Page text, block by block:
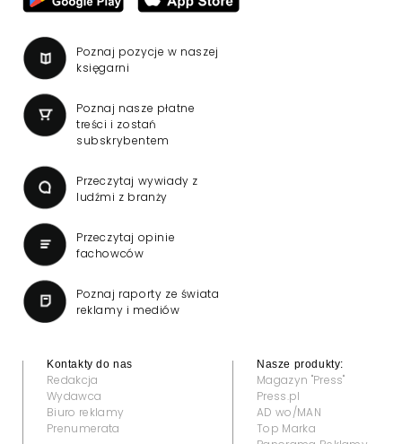
Poznaj pozycje w naszej
księgarni
Poznaj nasze płatne
treści i zostań
subskrybentem
Przeczytaj wywiady z
ludźmi z branży
Przeczytaj opinie
fachowców
Poznaj raporty ze świata
reklamy i mediów
Kontakty do nas
Redakcja
Wydawca
Biuro reklamy
Prenumerata
Nasze produkty:
Magazyn "Press"
Press.pl
AD wo/MAN
Top Marka